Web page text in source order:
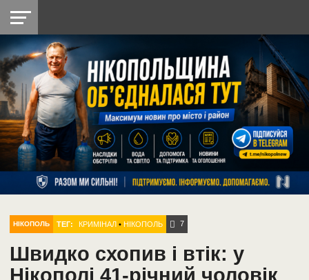
НІКОПОЛЬ
РАЙОН
СІЧЕСЛАВСЬКА
УКРАЇНА
РЕТРО
НІКОПОЛЬ
ЛАЙТ
УКРАЇНА
ДОПОМОГА
РАДІО
НІКОПОЛЬ ТЕГ: КРИМІНАЛ •НІКОПОЛЬ 7
Швидко схопив і втік: у
Нікополі 41-річний чоловік